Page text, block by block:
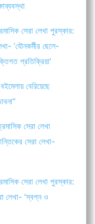
সেরা লেখা পুরস্কার:
‘যৌনকর্মীর ছেলে-
প্রতিক্রিয়া’
বেরিয়েছে
সেরা লেখা
সেরা লেখা-
সেরা লেখা পুরস্কার:
লেখা- ‘স্বপ্ন ও